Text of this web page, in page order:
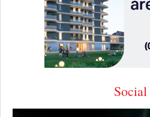
Social